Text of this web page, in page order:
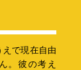
で現在自由
。彼の考え